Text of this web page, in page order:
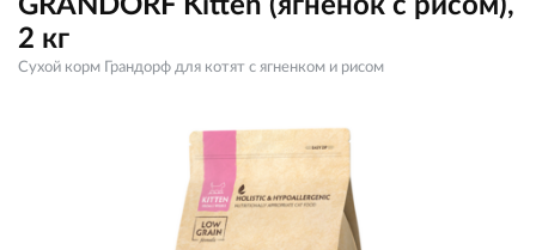
GRANDORF Kitten (ягненок с рисом),
2 кг
Сухой корм Грандорф для котят с ягненком и рисом